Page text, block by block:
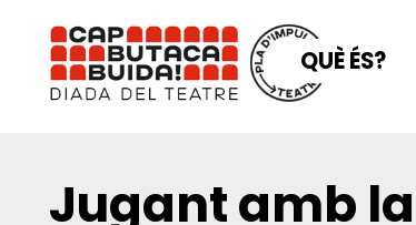
QUÈ ÉS?
Jugant amb